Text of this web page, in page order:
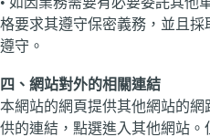
格要求其遵守保密義務，並且
遵守。
四、網站對外的相關連結
本網站的網頁提供其他網站的
供的連結，點選進入其他網站